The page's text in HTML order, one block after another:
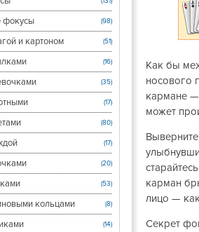
фокусы (98)
и картоном (51)
(16)
(35)
(17)
(80)
(17)
(20)
(53)
кольцами (8)
(14)
Как бы
носового
кармане —
может
карман
лицо —
Секрет